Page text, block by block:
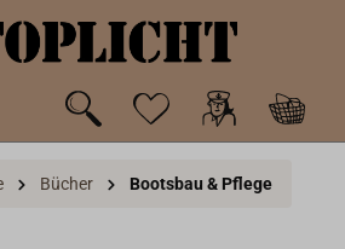
Bücher Bootsbau & Pflege